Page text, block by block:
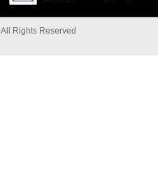
Rights Reserved